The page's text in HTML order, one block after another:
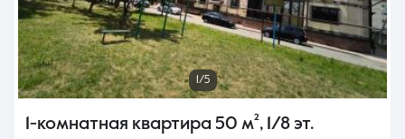
1/5
1-комнатная квартира 50 м², 1/8 эт.